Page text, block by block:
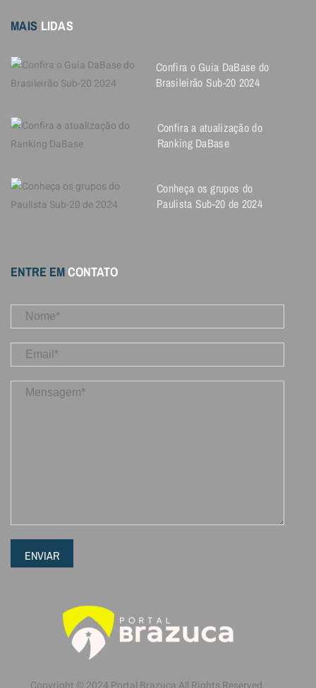
MAIS LIDAS
Confira o Guia DaBase do
Brasileirão Sub-20 2024
Confira a atualização do
Ranking DaBase
Conheça os grupos do
Paulista Sub-20 de 2024
ENTRE EMCONTATO
ENVIAR